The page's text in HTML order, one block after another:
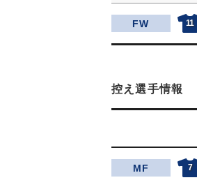
FW 11
控え選手情報
MF 7